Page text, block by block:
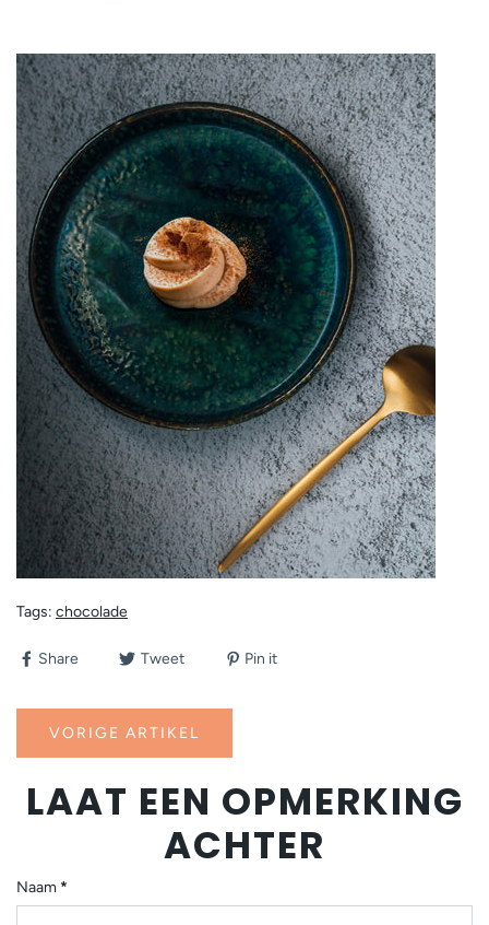
Tags: chocolade
Share Tweet Pin it
VORIGE ARTIKEL
LAAT EEN OPMERKING
ACHTER
Naam *